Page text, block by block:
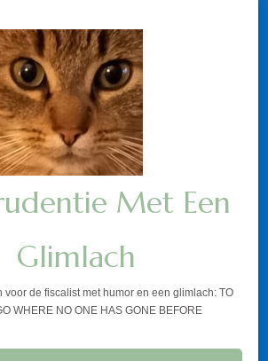
Met Een
Glimlach
voor de fiscalist met humor en een glimlach: TO
WHERE NO ONE HAS GONE BEFORE